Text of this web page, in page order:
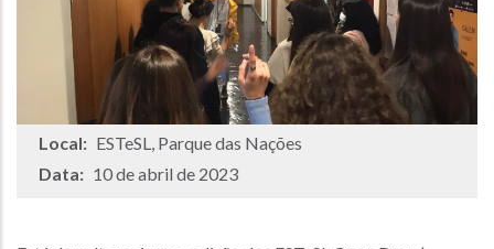
Local: ESTeSL, Parque das Nações
Data: 10 de abril de 2023